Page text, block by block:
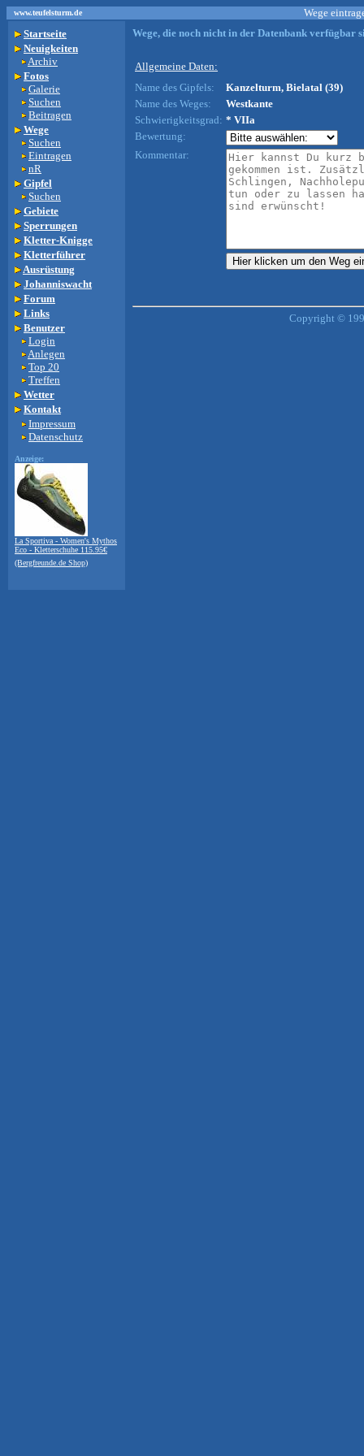
www.teufelsturm.de
Wege
Startseite
Neuigkeiten
Archiv
Fotos
Galerie
Suchen
Beitragen
Wege
Suchen
Eintragen
nR
Gipfel
Suchen
Gebiete
Sperrungen
Kletter-Knigge
Kletterführer
Ausrüstung
Johanniswacht
Forum
Links
Benutzer
Login
Anlegen
Top 20
Treffen
Wetter
Kontakt
Impressum
Datenschutz
Anzeige:
La Sportiva - Women's Mythos
Eco - Kletterschuhe 115.95€
(Bergfreunde.de Shop)
Wege, die noch nicht in der Datenbank verfügbar
Allgemeine Daten:
Name des Gipfels:
Kanzelturm, Bielatal (39)
Name des Weges:
Westkante
Schwierigkeitsgrad: * VIIa
Bewertung:
Kommentar:
Copyright ©